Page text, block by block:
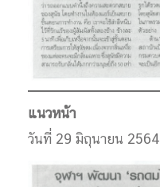
แนวหน้า
วันที่ 29 มิถุนายน 2564